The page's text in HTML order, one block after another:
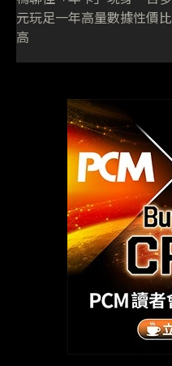
元玩足一年高量數據性價比
高